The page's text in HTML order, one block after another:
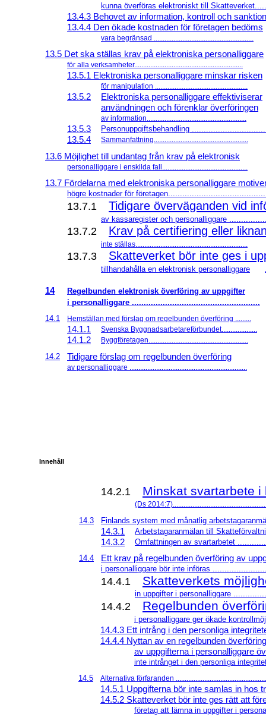
kunna överföras elektroniskt till Skatteverket.....
13.4.3 Behovet av information, kontroll och
13.4.4 Den ökade kostnaden för företagen bedöms
vara begränsad ........................................................
13.5 Det ska ställas krav på elektroniska personalliggare
för alla verksamheter.............................................................
13.5.1 Elektroniska personalliggare minskar risken
för manipulation ....................................................
13.5.2
Elektroniska personalliggare effektiviserar
användningen och förenklar överföringen
av information........................................................
13.5.3 Personuppgiftsbehandling
13.5.4 Sammanfattning.....................................................
13.6 Möjlighet till undantag från krav på elektronisk
personalliggare i enskilda fall................................................
13.7 Fördelarna med elektroniska personalliggare
högre kostnader för
13.7.1 Tidigare överväganden vid
av kassaregister och personalliggare
13.7.2 Krav på certifiering eller
inte ställas...............................................................
13.7.3 Skatteverket bör inte ges i
tillhandahålla en elektronisk personalliggare
14
Regelbunden elektronisk överföring av uppgifter
i personalliggare ......................................................
14.1
Hemställan med förslag om regelbunden överföring .........
14.1.1 Svenska Byggnadsarbetareförbundet....................
14.1.2 Byggföretagen........................................................
14.2 Tidigare förslag om regelbunden överföring
av personalliggare ..................................................................
Innehåll
14.2.1 Minskat svartarbete i
(Ds
14.3 Finlands system med månatlig
14.3.1 Arbetstagaranmälan till
14.3.2
Omfattningen av svartarbetet
14.4
Ett krav på regelbunden överföring av
i personalliggare bör inte införas
14.4.1 Skatteverkets
in uppgifter i personalliggare
14.4.2 Regelbunden
i personalliggare ger ökade
14.4.3 Ett intrång i den personliga
14.4.4 Nyttan av en regelbunden överföring
av uppgifterna i personalliggare
inte intrånget i den personliga
14.5
Alternativa förfaranden
14.5.1 Uppgifterna bör inte samlas in hos
14.5.2 Skatteverket bör inte ges rätt att
företag att lämna in uppgifter i